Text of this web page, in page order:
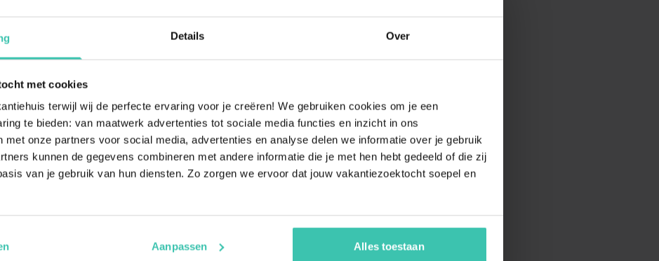
Details Over
met cookies
terwijl wij de perfecte ervaring voor je creëren! We gebruiken cookies om je een
te bieden: van maatwerk advertenties tot sociale media functies en inzicht in ons
met onze partners voor social media, advertenties en analyse delen we informatie over je gebruik
kunnen de gegevens combineren met andere informatie die je met hen hebt gedeeld of die zij
van je gebruik van hun diensten. Zo zorgen we ervoor dat jouw vakantiezoektocht soepel en
Aanpassen Alles toestaan